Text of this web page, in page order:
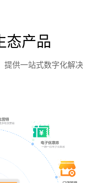
态产品
提供一站式数字化解决